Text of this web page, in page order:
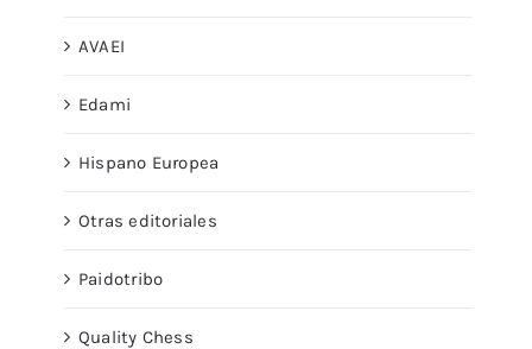
AVAEI
Edami
Hispano Europea
Otras editoriales
Paidotribo
Quality Chess